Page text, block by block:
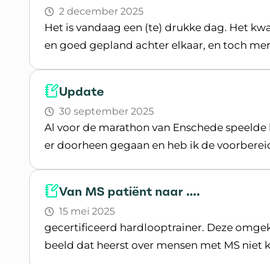
2 december 2025
Het is vandaag een (te) drukke dag. Het
en goed gepland achter elkaar, en toch
Update
30 september 2025
Al voor de marathon van Enschede
er doorheen gegaan en heb ik de
Van MS patiënt naar ….
15 mei 2025
gecertificeerd hardlooptrainer. Deze
beeld dat heerst over mensen met MS niet